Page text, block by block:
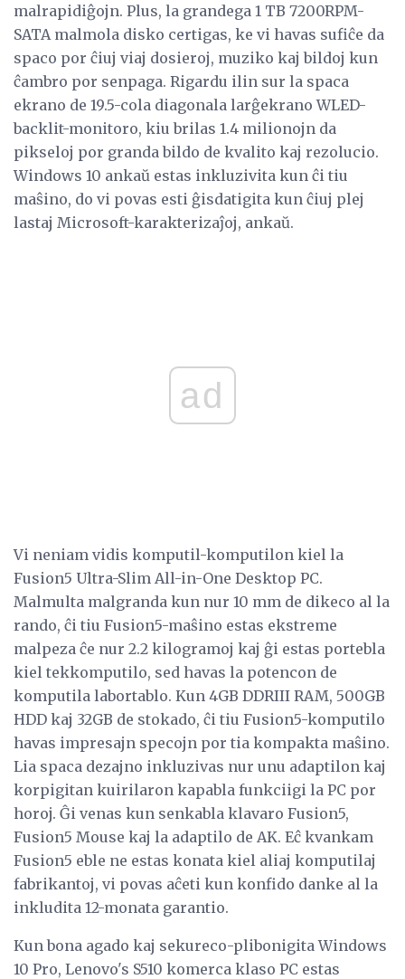
malrapidiĝojn. Plus, la grandega 1 TB 7200RPM-
SATA malmola disko certigas, ke vi havas sufiĉe da
spaco por ĉiuj viaj dosieroj, muziko kaj bildoj kun
ĉambro por senpaga. Rigardu ilin sur la spaca
ekrano de 19.5-cola diagonala larĝekrano WLED-
backlit-monitoro, kiu brilas 1.4 milionojn da
pikseloj por granda bildo de kvalito kaj rezolucio.
Windows 10 ankaŭ estas inkluzivita kun ĉi tiu
maŝino, do vi povas esti ĝisdatigita kun ĉiuj plej
lastaj Microsoft-karakterizaĵoj, ankaŭ.
ad
Vi neniam vidis komputil-komputilon kiel la
Fusion5 Ultra-Slim All-in-One Desktop PC.
Malmulta malgranda kun nur 10 mm de dikeco al la
rando, ĉi tiu Fusion5-maŝino estas ekstreme
malpeza ĉe nur 2.2 kilogramoj kaj ĝi estas portebla
kiel tekkomputilo, sed havas la potencon de
komputila labortablo. Kun 4GB DDRIII RAM, 500GB
HDD kaj 32GB de stokado, ĉi tiu Fusion5-komputilo
havas impresajn specojn por tia kompakta maŝino.
Lia spaca dezajno inkluzivas nur unu adaptilon kaj
korpigitan kuirilaron kapabla funkciigi la PC por
horoj. Ĝi venas kun senkabla klavaro Fusion5,
Fusion5 Mouse kaj la adaptilo de AK. Eĉ kvankam
Fusion5 eble ne estas konata kiel aliaj komputilaj
fabrikantoj, vi povas aĉeti kun konfido danke al la
inkludita 12-monata garantio.
Kun bona agado kaj sekureco-plibonigita Windows
10 Pro, Lenovo's S510 komerca klaso PC estas